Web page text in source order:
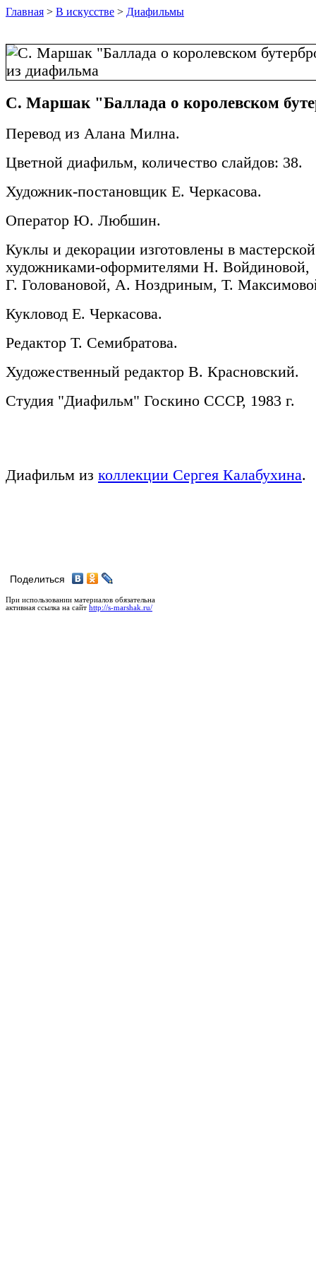
Главная > В искусстве > Диафильмы
С. Маршак "Баллада о королевском
Перевод из Алана Милна.
Цветной диафильм, количество слайдов: 38.
Художник-постановщик Е. Черкасова.
Оператор Ю. Любшин.
Куклы и декорации изготовлены в
художниками-оформителями Н. Войдиновой,
Г. Головановой, А. Ноздриным, Т.
Кукловод Е. Черкасова.
Редактор Т. Семибратова.
Художественный редактор В. Красновский.
Студия "Диафильм" Госкино СССР, 1983 г.
Диафильм из коллекции Сергея Калабухина.
Поделиться
При использовании материалов обязательна
активная ссылка на сайт http://s-marshak.ru/